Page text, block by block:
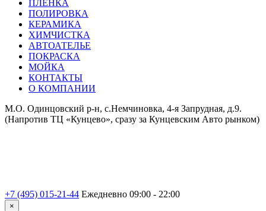
ПЛЕНКА
ПОЛИРОВКА
КЕРАМИКА
ХИМЧИСТКА
АВТОАТЕЛЬЕ
ПОКРАСКА
МОЙКА
КОНТАКТЫ
О КОМПАНИИ
М.О. Одинцовский р-н, с.Немчиновка, 4-я Запрудная, д.9.
(Напротив ТЦ «Кунцево», сразу за Кунцевским Авто рынком)
+7 (495) 015-21-44 Ежедневно 09:00 - 22:00
×